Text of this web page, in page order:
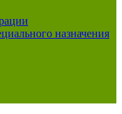
назначения